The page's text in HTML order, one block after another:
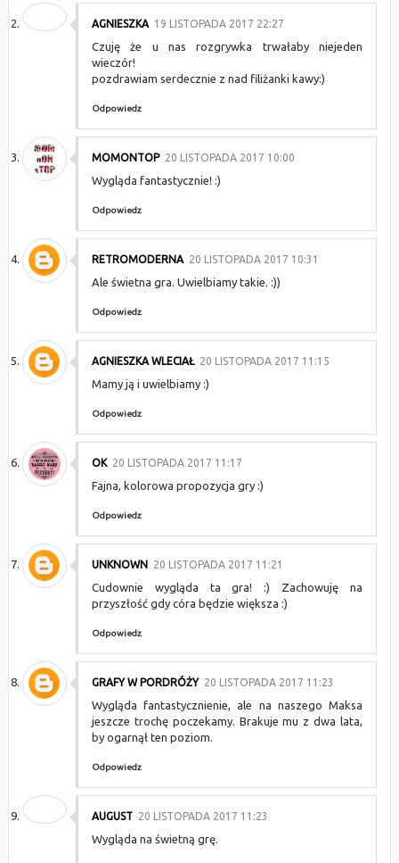
AGNIESZKA 19 LISTOPADA 2017 22:27
Czuję że u nas rozgrywka trwałaby niejeden
wieczór!
pozdrawiam serdecznie z nad filiżanki kawy:)
Odpowiedz
MOMONTOP 20 LISTOPADA 2017 10:00
Wygląda fantastycznie! :)
Odpowiedz
RETROMODERNA 20 LISTOPADA 2017 10:31
Ale świetna gra. Uwielbiamy takie. :))
Odpowiedz
AGNIESZKA WLECIAŁ 20 LISTOPADA 2017 11:15
Mamy ją i uwielbiamy :)
Odpowiedz
OK 20 LISTOPADA 2017 11:17
Fajna, kolorowa propozycja gry :)
Odpowiedz
UNKNOWN 20 LISTOPADA 2017 11:21
Cudownie wygląda ta gra! :) Zachowuję na
przyszłość gdy córa będzie większa :)
Odpowiedz
GRAFY W PORDRÓŻY 20 LISTOPADA 2017 11:23
Wygląda fantastycznienie, ale na naszego Maksa
jeszcze trochę poczekamy. Brakuje mu z dwa lata,
by ogarnął ten poziom.
Odpowiedz
AUGUST 20 LISTOPADA 2017 11:23
Wygląda na świetną grę.